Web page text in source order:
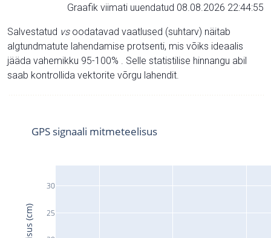
Graafik viimati uuendatud 08.08.2026 22:44:55
Salvestatud vsoodatavad vaatlused (suhtarv) näitab
algtundmatute lahendamise protsenti, mis võiks ideaalis
jääda vahemikku 95-100% . Selle statistilise hinnangu abil
saab kontrollida vektorite võrgu lahendit.
25
30
GPS signaali mitmeteelisus